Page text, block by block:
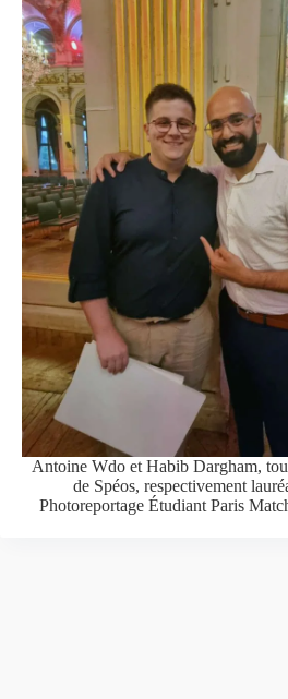
Antoine Wdo et Habib Dargham,
de Spéos, respectivement
Photoreportage Étudiant Paris